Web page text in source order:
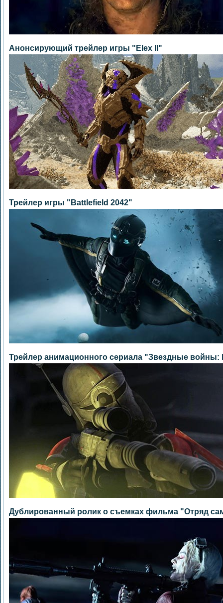
Анонсирующий трейлер игры "Elex II"
Трейлер игры "Battlefield 2042"
Трейлер анимационного сериала "Звездные войны:
Дублированный ролик о съемках фильма "Отряд